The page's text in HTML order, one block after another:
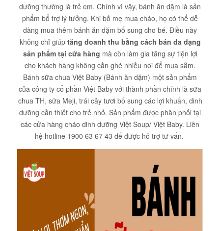
dưỡng thường là trẻ em. Chính vì vậy, bánh ăn dặm là sản
phẩm bổ trợ lý tưởng. Khi bố mẹ mua cháo, họ có thể dễ
dàng mua thêm bánh ăn dặm bổ sung cho bé. Điều này
không chỉ giúp tăng doanh thu bằng cách bán đa dạng
sản phẩm tại cửa hàng mà còn làm gia tăng sự tiện lợi
cho khách hàng không cần ghé nhiều nơi để mua sắm.
Bánh sữa chua Việt Baby (Bánh ăn dặm) một sản phẩm
của công ty cổ phần Việt Baby với thành phần chính là sữa
chua TH, sữa Meji, trái cây tươi bổ sung các lợi khuẩn, dinh
dưỡng cần thiết cho trẻ nhỏ. Sản phẩm được phân phối tại
các cửa hàng cháo dinh dưỡng Việt Soup/ Việt Baby. Liên
hệ hotline 1900 63 67 43 để được hỗ trợ tư vấn.